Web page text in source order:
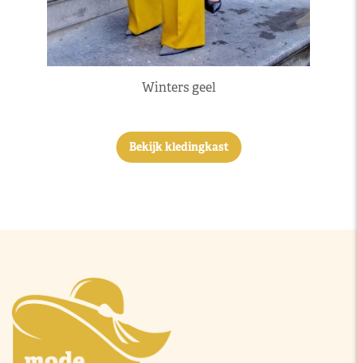
Winters geel
Bekijk kledingkast